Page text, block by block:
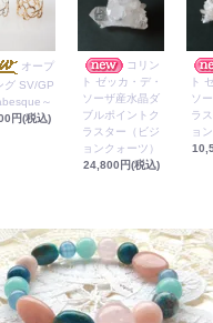
オープ
グ SV/GP
～
円(税込)
コリン
ト ゼッカ・デ・
ソーザ産水晶ダ
ブルポイントク
ラスター（ビジ
ョンクォーツ）
24,800円(税込)
ト
ソ
ラ
ョ